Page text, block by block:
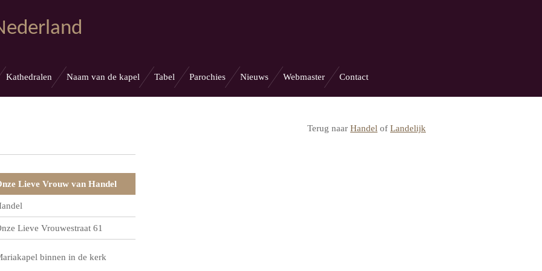
Kathedralen Naam van de kapel Tabel Parochies Nieuws Webmaster Contact
Terug naar Handel of Landelijk
Lieve Vrouw van Handel
Lieve Vrouwestraat 61
binnen in de kerk